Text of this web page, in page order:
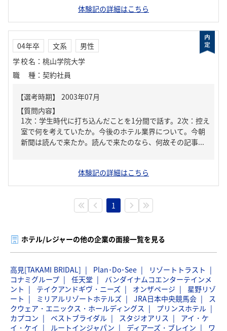
体験記の詳細はこちら
04年卒 文系
男性
学校名 ： 桃山学院大学
職種 ： 契約社員
【質問内容】
1次：学生時代に打ち込んだことを1分間で話す。2次：控え
室で何を考えていたか。今後のホテル業界について。今朝
新聞は読んで来たか。読んで来たのなら、何故その記事...
体験記の詳細はこちら
1
ホテル/レジャーの他の企業の面接一覧を見る
高見[TAKAMI BRIDAL] Plan･Do･See
リゾートトラスト
コナミグループ
任天堂
バンダイナムコエンターテインメ
ント
テイクアンドギヴ・ニーズ オンザページ
星野リゾ
ート
ミリアルリゾートホテルズ JRA日本中央競馬会
ス
クウェア・エニックス・ホールディングス
プリンスホテル
カプコン
ベストブライダル スタジオアリス
アイ・ケ
イ・ケイ
ルートインジャパン ディアーズ・ブレイン
ワ